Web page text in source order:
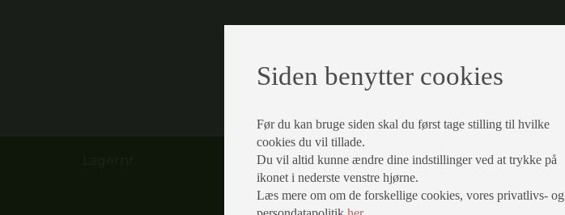
Siden benytter cookies
Før du kan bruge siden skal du først tage stilling til hvilke
cookies du vil tillade.
Du vil altid kunne ændre dine indstillinger ved at trykke på
ikonet i nederste venstre hjørne.
Læs mere om om de forskellige cookies, vores privatlivs- og